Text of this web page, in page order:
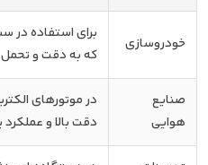
خودروسازی
برای استفاده
که به دقت و تحمل
صنایع
هوایی
در موتورهای
دقت بالا و